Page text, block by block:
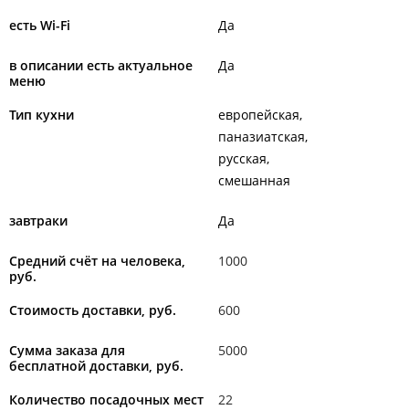
есть Wi-Fi Да
в описании есть актуальное
меню
Да
Тип кухни
европейская
паназиатская
русская
смешанная
завтраки Да
Средний счёт на человека,
руб.
1000
Стоимость доставки, руб. 600
Сумма заказа для
бесплатной доставки, руб.
5000
Количество посадочных мест 22